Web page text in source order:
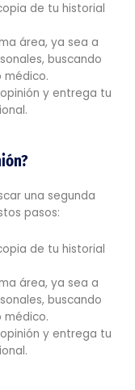
de tu historial
área, ya sea a
buscando
médico.
y entrega tu
una segunda
pasos:
de tu historial
área, ya sea a
buscando
médico.
y entrega tu